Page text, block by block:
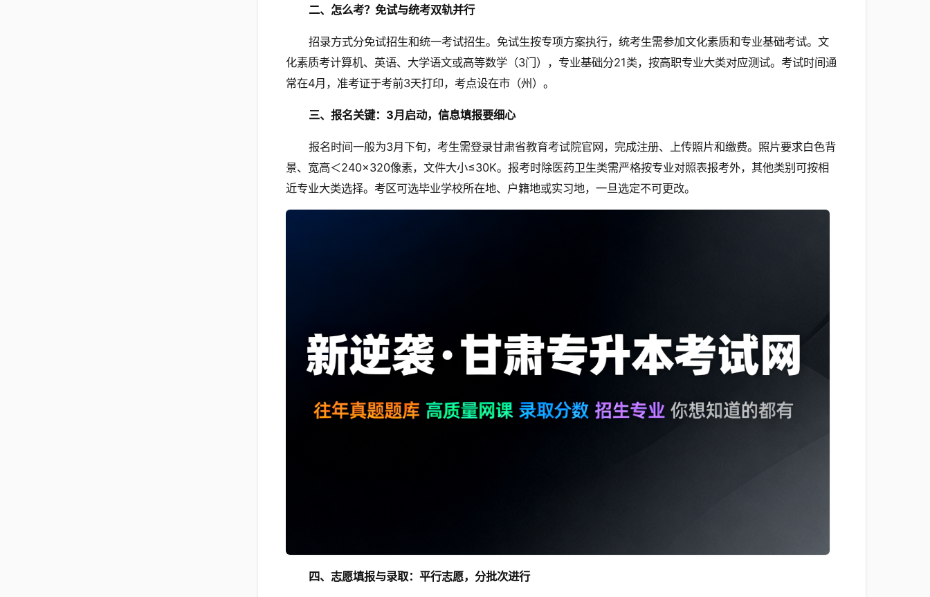
二、怎么考？免试与统考双轨并行
招录方式分免试招生和统一考试招生。免试生按专项方案执行，统考生需参加文化素质和专业基础考试。文
化素质考计算机、英语、大学语文或高等数学（3门），专业基础分21类，按高职专业大类对应测试。考试时间通
常在4月，准考证于考前3天打印，考点设在市（州）。
三、报名关键：3月启动，信息填报要细心
报名时间一般为3月下旬，考生需登录甘肃省教育考试院官网，完成注册、上传照片和缴费。照片要求白色背
景、宽高＜240×320像素，文件大小≤30K。报考时除医药卫生类需严格按专业对照表报考外，其他类别可按相
近专业大类选择。考区可选毕业学校所在地、户籍地或实习地，一旦选定不可更改。
四、志愿填报与录取：平行志愿，分批次进行